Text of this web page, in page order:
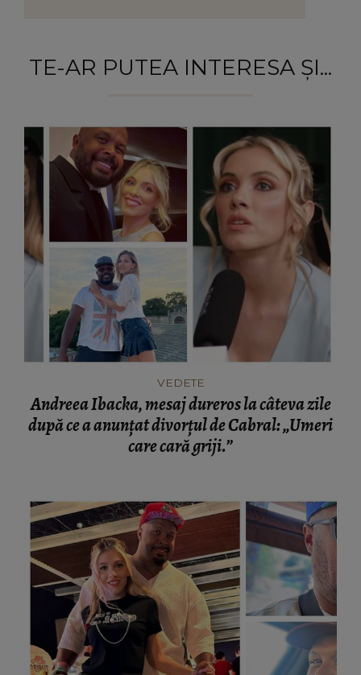
TE-AR PUTEA INTERESA ȘI...
VEDETE
Andreea Ibacka, mesaj dureros la câteva zile
după ce a anunțat divorțul de Cabral: „Umeri
care cară griji.”